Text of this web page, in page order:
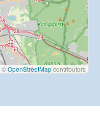
©OpenStreetMapcontributors